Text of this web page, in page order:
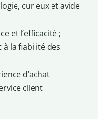
curieux et avide
et l’efficacité ;
la fiabilité des
d’achat
client